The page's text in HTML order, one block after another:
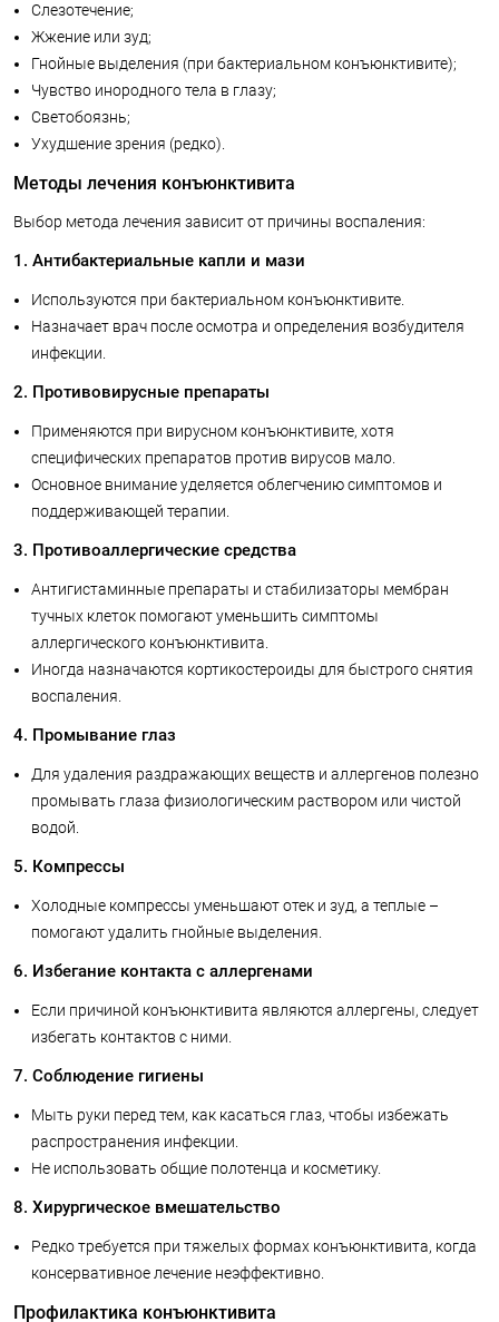
Слезотечение;
Жжение или зуд;
Гнойные выделения (при бактериальном конъюнктивите);
Чувство инородного тела в глазу;
Светобоязнь;
Ухудшение зрения (редко).
Методы лечения конъюнктивита
Выбор метода лечения зависит от причины воспаления:
1. Антибактериальные капли и мази
Используются при бактериальном конъюнктивите.
Назначает врач после осмотра и определения возбудителя
инфекции.
2. Противовирусные препараты
Применяются при вирусном конъюнктивите, хотя
специфических препаратов против вирусов мало.
Основное внимание уделяется облегчению симптомов и
поддерживающей терапии.
3. Противоаллергические средства
Антигистаминные препараты и стабилизаторы мембран
тучных клеток помогают уменьшить симптомы
аллергического конъюнктивита.
Иногда назначаются кортикостероиды для быстрого снятия
воспаления.
4. Промывание глаз
Для удаления раздражающих веществ и аллергенов полезно
промывать глаза физиологическим раствором или чистой
водой.
5. Компрессы
Холодные компрессы уменьшают отек и зуд, а теплые –
помогают удалить гнойные выделения.
6. Избегание контакта с аллергенами
Если причиной конъюнктивита являются аллергены, следует
избегать контактов с ними.
7. Соблюдение гигиены
Мыть руки перед тем, как касаться глаз, чтобы избежать
распространения инфекции.
Не использовать общие полотенца и косметику.
8. Хирургическое вмешательство
Редко требуется при тяжелых формах конъюнктивита, когда
консервативное лечение неэффективно.
Профилактика конъюнктивита